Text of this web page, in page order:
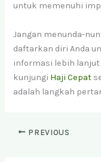
untuk memenuhi
Jangan menunda-
daftarkan diri Anda
informasi lebih
kunjungi Haji Cepat
adalah langkah
PREVIOUS